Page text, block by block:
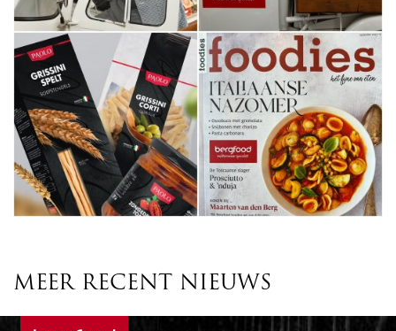
MEER RECENT NIEUWS